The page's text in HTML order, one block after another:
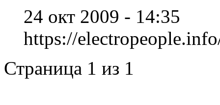
24 окт 2009 - 14:35
https://
Страница 1 из 1